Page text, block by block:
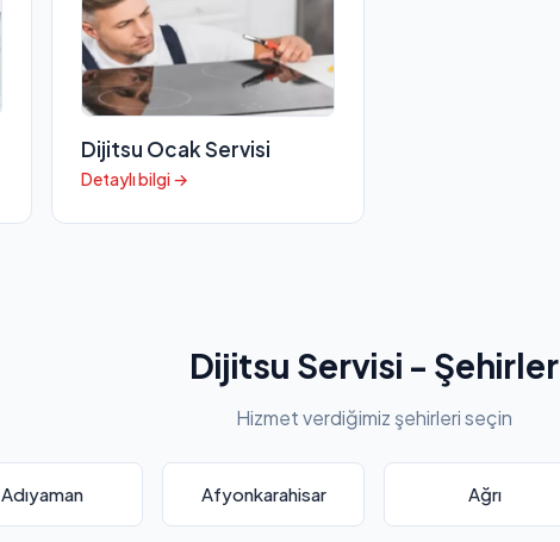
Dijitsu Ocak Servisi
Detaylı bilgi →
Dijitsu Servisi - Şehirler
Hizmet verdiğimiz şehirleri seçin
Adıyaman Afyonkarahisar Ağrı